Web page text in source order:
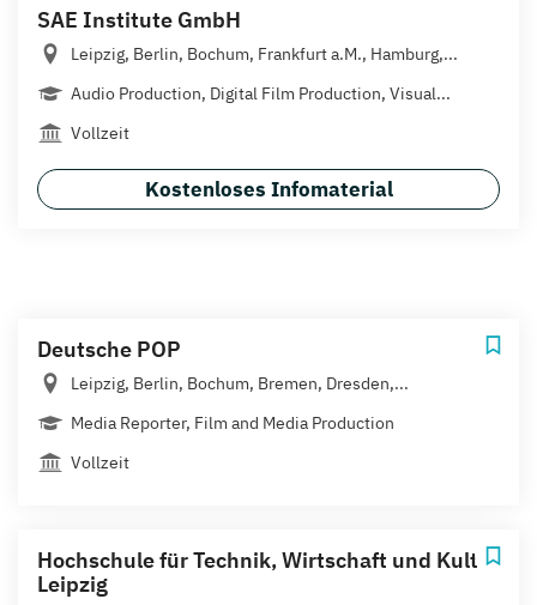
SAE Institute GmbH
Leipzig, Berlin, Bochum, Frankfurt a.M., Hamburg,...
Audio Production, Digital Film Production, Visual...
Vollzeit
Kostenloses Infomaterial
Deutsche POP
Leipzig, Berlin, Bochum, Bremen, Dresden,...
Media Reporter, Film and Media Production
Vollzeit
Hochschule für Technik, Wirtschaft und Kultur
Leipzig